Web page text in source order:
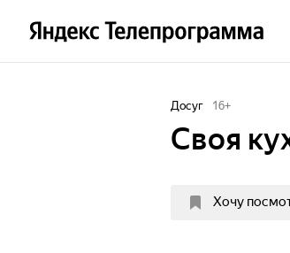
Досуг 16+
Своя
Хочу